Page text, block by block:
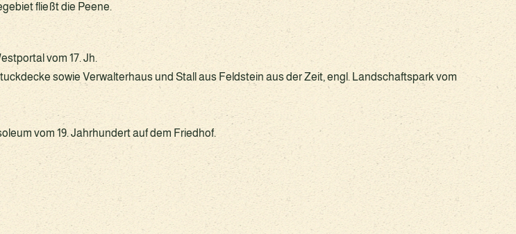
fließt die Peene.
vom 17. Jh.
sowie Verwalterhaus und Stall aus Feldstein aus der Zeit, engl. Landschaftspark vom
vom 19. Jahrhundert auf dem Friedhof.